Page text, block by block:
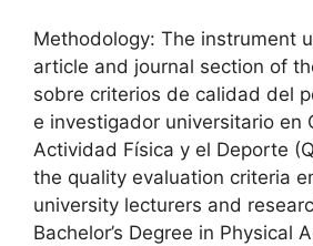
Methodology: The instrument
article and journal section of
sobre criterios de calidad del
e investigador universitario en
Actividad Física y el Deporte
the quality evaluation criteria
university lecturers and
Bachelor’s Degree in Physical